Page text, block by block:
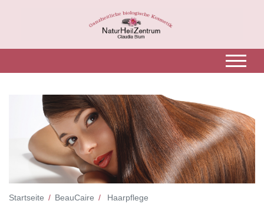
Startseite BeauCaire Haarpflege